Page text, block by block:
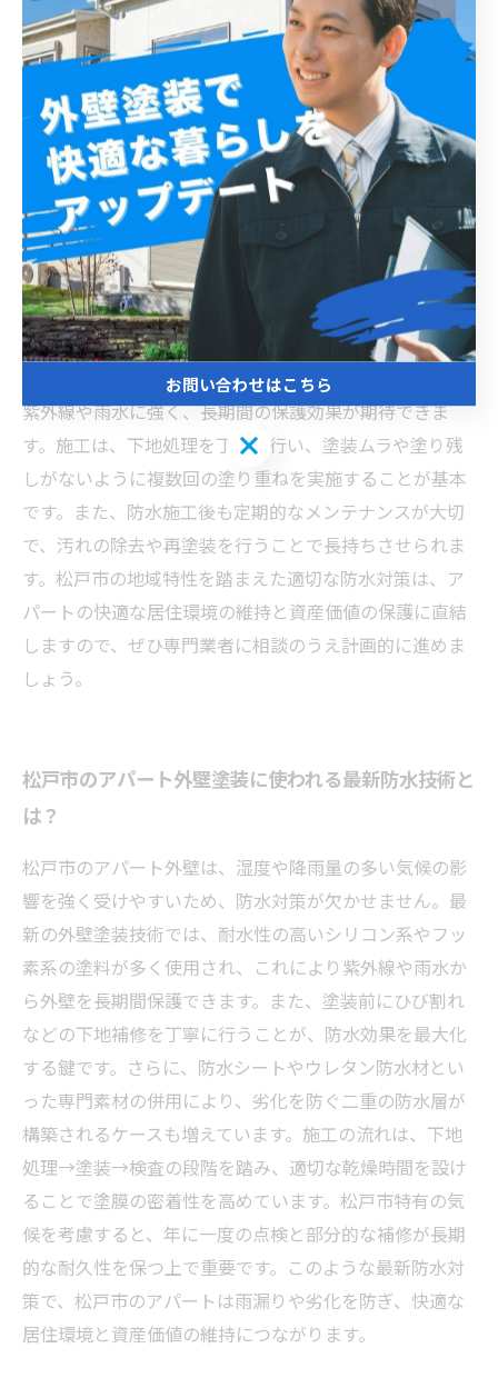
これで安心！松戸市のアパート外壁防水対策で資産価
値を守る方法
松戸市の気候は四季がはっきりしており、特に梅雨時期
の降雨量が多いため、アパートの外壁は常に湿気や雨水
の影響を受けやすい環境です。このため、外壁の防水対
策は建物の劣化を防ぎ、雨漏りなどのトラブルを未然に
防止するために不可欠です。効果的な防水対策には、ま
ず外壁の状態を正確に把握することが重要で、ひび割れ
や塗装の剥がれなどを早期に発見して対処します。松戸
市のアパートでは、耐候性や防水性に優れたシリコン系
やフッ素系塗料が多く採用されており、これらの塗料は
紫外線や雨水に強く、長期間の保護効果が期待できま
す。施工は、下地処理を丁寧に行い、塗装ムラや塗り残
しがないように複数回の塗り重ねを実施することが基本
です。また、防水施工後も定期的なメンテナンスが大切
で、汚れの除去や再塗装を行うことで長持ちさせられま
す。松戸市の地域特性を踏まえた適切な防水対策は、ア
パートの快適な居住環境の維持と資産価値の保護に直結
しますので、ぜひ専門業者に相談のうえ計画的に進めま
しょう。
松戸市のアパート外壁塗装に使われる最新防水技術と
は？
松戸市のアパート外壁は、湿度や降雨量の多い気候の影
響を強く受けやすいため、防水対策が欠かせません。最
新の外壁塗装技術では、耐水性の高いシリコン系やフッ
素系の塗料が多く使用され、これにより紫外線や雨水か
ら外壁を長期間保護できます。また、塗装前にひび割れ
などの下地補修を丁寧に行うことが、防水効果を最大化
する鍵です。さらに、防水シートやウレタン防水材とい
った専門素材の併用により、劣化を防ぐ二重の防水層が
構築されるケースも増えています。施工の流れは、下地
処理→塗装→検査の段階を踏み、適切な乾燥時間を設け
ることで塗膜の密着性を高めています。松戸市特有の気
候を考慮すると、年に一度の点検と部分的な補修が長期
的な耐久性を保つ上で重要です。このような最新防水対
策で、松戸市のアパートは雨漏りや劣化を防ぎ、快適な
居住環境と資産価値の維持につながります。
お問い合わせはこちら
お問い合わせはこちら